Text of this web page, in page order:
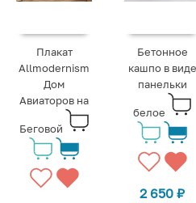
Плакат
Allmodernism
Дом
Авиаторов на
Беговой
Бетонное
кашпо в виде
панельки
белое
2 650₽